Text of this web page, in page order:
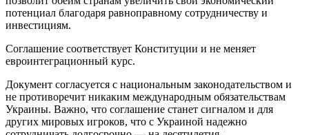
потенциал благодаря равноправному сотрудничеству и
инвестициям.
Соглашение соответствует Конституции и не меняет
евроинтеграционный курс.
Документ согласуется с национальным законодательством и
не противоречит никаким международным обязательствам
Украины. Важно, что соглашение станет сигналом и для
других мировых игроков, что с Украиной надежно